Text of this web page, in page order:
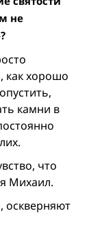
не
как хорошо
камни в
что
Михаил.
оскверняют